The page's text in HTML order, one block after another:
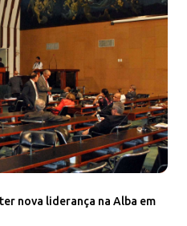
nova liderança na Alba em